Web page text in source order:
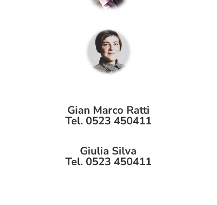
Gian Marco Ratti
Tel. 0523 450411
Giulia Silva
Tel. 0523 450411